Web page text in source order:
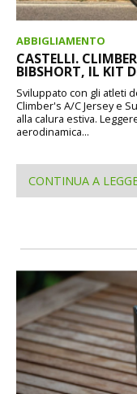
ABBIGLIAMENTO
CASTELLI.
BIBSHORT, IL KIT
Sviluppato con gli atleti
Climber's A/C Jersey e
alla calura estiva.
aerodinamica...
CONTINUA A